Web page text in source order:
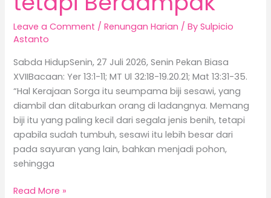
Leave a Comment /Renungan Harian / BySulpicio
Astanto
Sabda HidupSenin, 27 Juli 2026, Senin Pekan Biasa
XVIIBacaan: Yer 13:1-11; MT Ul 32:18-19.20.21; Mat 13:31-35.
“Hal Kerajaan Sorga itu seumpama biji sesawi, yang
diambil dan ditaburkan orang di ladangnya. Memang
biji itu yang paling kecil dari segala jenis benih, tetapi
apabila sudah tumbuh, sesawi itu lebih besar dari
pada sayuran yang lain, bahkan menjadi pohon,
sehingga
Read More »